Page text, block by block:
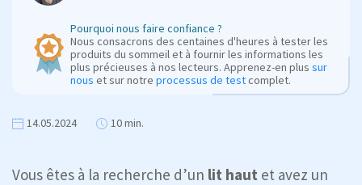
Pourquoi nous faire confiance ?
Nous consacrons des centaines d'heures à tester les
produits du sommeil et à fournir les informations les
plus précieuses à nos lecteurs. Apprenez-en plus sur
nous et sur notre processus de testcomplet.
14.05.2024 10 min.
Vous êtes à la recherche d’un lit haut et avez un